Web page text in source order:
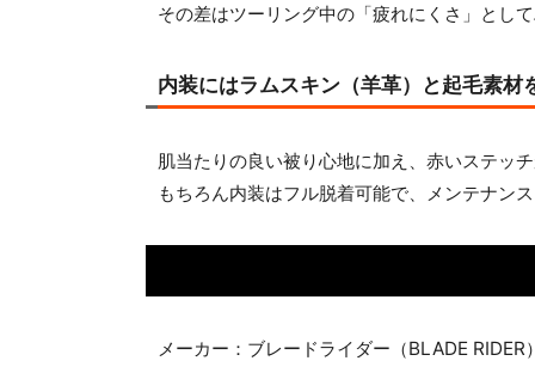
その差はツーリング中の「疲れにくさ」とし
内装にはラムスキン（羊革）と起毛素材
肌当たりの良い被り心地に加え、赤いステッ
もちろん内装はフル脱着可能で、メンテナン
メーカー：ブレードライダー（BLADE RIDER